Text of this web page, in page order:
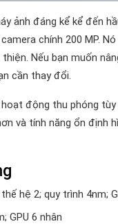
ảnh đáng kể kể đến
chính 200 MP.
Nếu bạn muốn
cần thay đổi.
động thu phóng
và tính năng ổn định
hệ 2; quy trình 4nm;
GPU 6 nhân